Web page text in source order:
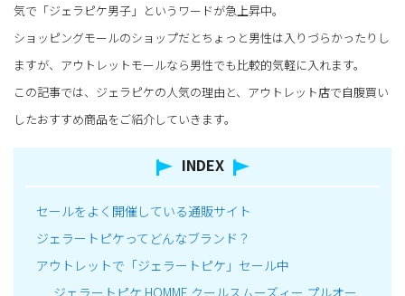
気で「ジェラピケ男子」というワードが急上昇中。
ショッピングモールのショップだとちょっと男性は入りづらかったりし
ますが、アウトレットモールなら男性でも比較的気軽に入れます。
この記事では、ジェラピケの人気の理由と、アウトレット店で自腹買い
したおすすめ商品をご紹介していきます。
INDEX
セールをよく開催している通販サイト
ジェラートピケってどんなブランド？
アウトレットで「ジェラートピケ」セール中